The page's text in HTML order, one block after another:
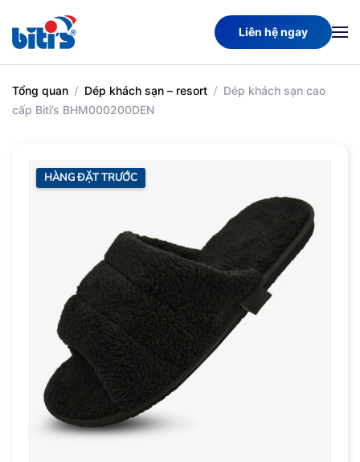
Skip
to
main
content
Liên hệ ngay
Tổng quan Dép khách sạn – resort
Dép khách sạn cao
cấp Biti’s BHM000200DEN
HÀNG ĐẶT TRƯỚC